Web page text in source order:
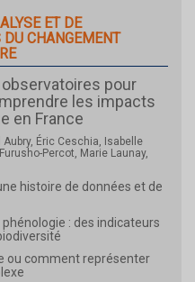
ET DE
CHANGEMENT
pour
les impacts
en France
Éric Ceschia, Isabelle
Percot, Marie Launay,
histoire de données et de
phénologie : des indicateurs
ou comment représenter